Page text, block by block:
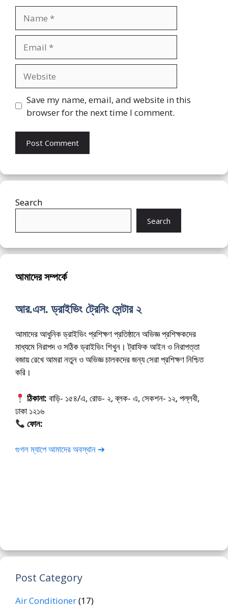
Save my name, email, and website in this
browser for the next time I comment.
Search
Search
আমাদের সম্পর্কে
আর.এস. ড্রাইভিং ট্রেনিং সেন্টার ২
আমাদের আধুনিক ড্রাইভিং প্রশিক্ষণ প্রতিষ্ঠানে অভিজ্ঞ প্রশিক্ষকদের
মাধ্যমে নিরাপদ ও সঠিক ড্রাইভিং শিখুন। ট্রাফিক আইন ও নিরাপত্তা
বজায় রেখে আমরা নতুন ও অভিজ্ঞ চালকদের জন্য সেরা প্রশিক্ষণ নিশ্চিত
করি।
ঠিকানা: বাড়ি- ১৫৪/এ, রোড- ২, ব্লক- এ, সেকশন- ১২, পল্লবী,
ঢাকা ১২১৬
ফোন:
গুগল ম্যাপে আমাদের অবস্থান ➔
Post Category
Air Conditioner(17)